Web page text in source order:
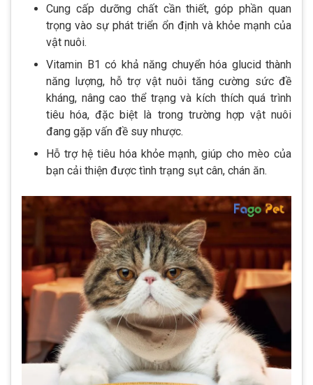
Cung cấp dưỡng chất cần thiết, góp phần quan
trọng vào sự phát triển ổn định và khỏe mạnh của
vật nuôi.
Vitamin B1 có khả năng chuyển hóa glucid thành
năng lượng, hỗ trợ vật nuôi tăng cường sức đề
kháng, nâng cao thể trạng và kích thích quá trình
tiêu hóa, đặc biệt là trong trường hợp vật nuôi
đang gặp vấn đề suy nhược.
Hỗ trợ hệ tiêu hóa khỏe mạnh, giúp cho mèo của
bạn cải thiện được tình trạng sụt cân, chán ăn.